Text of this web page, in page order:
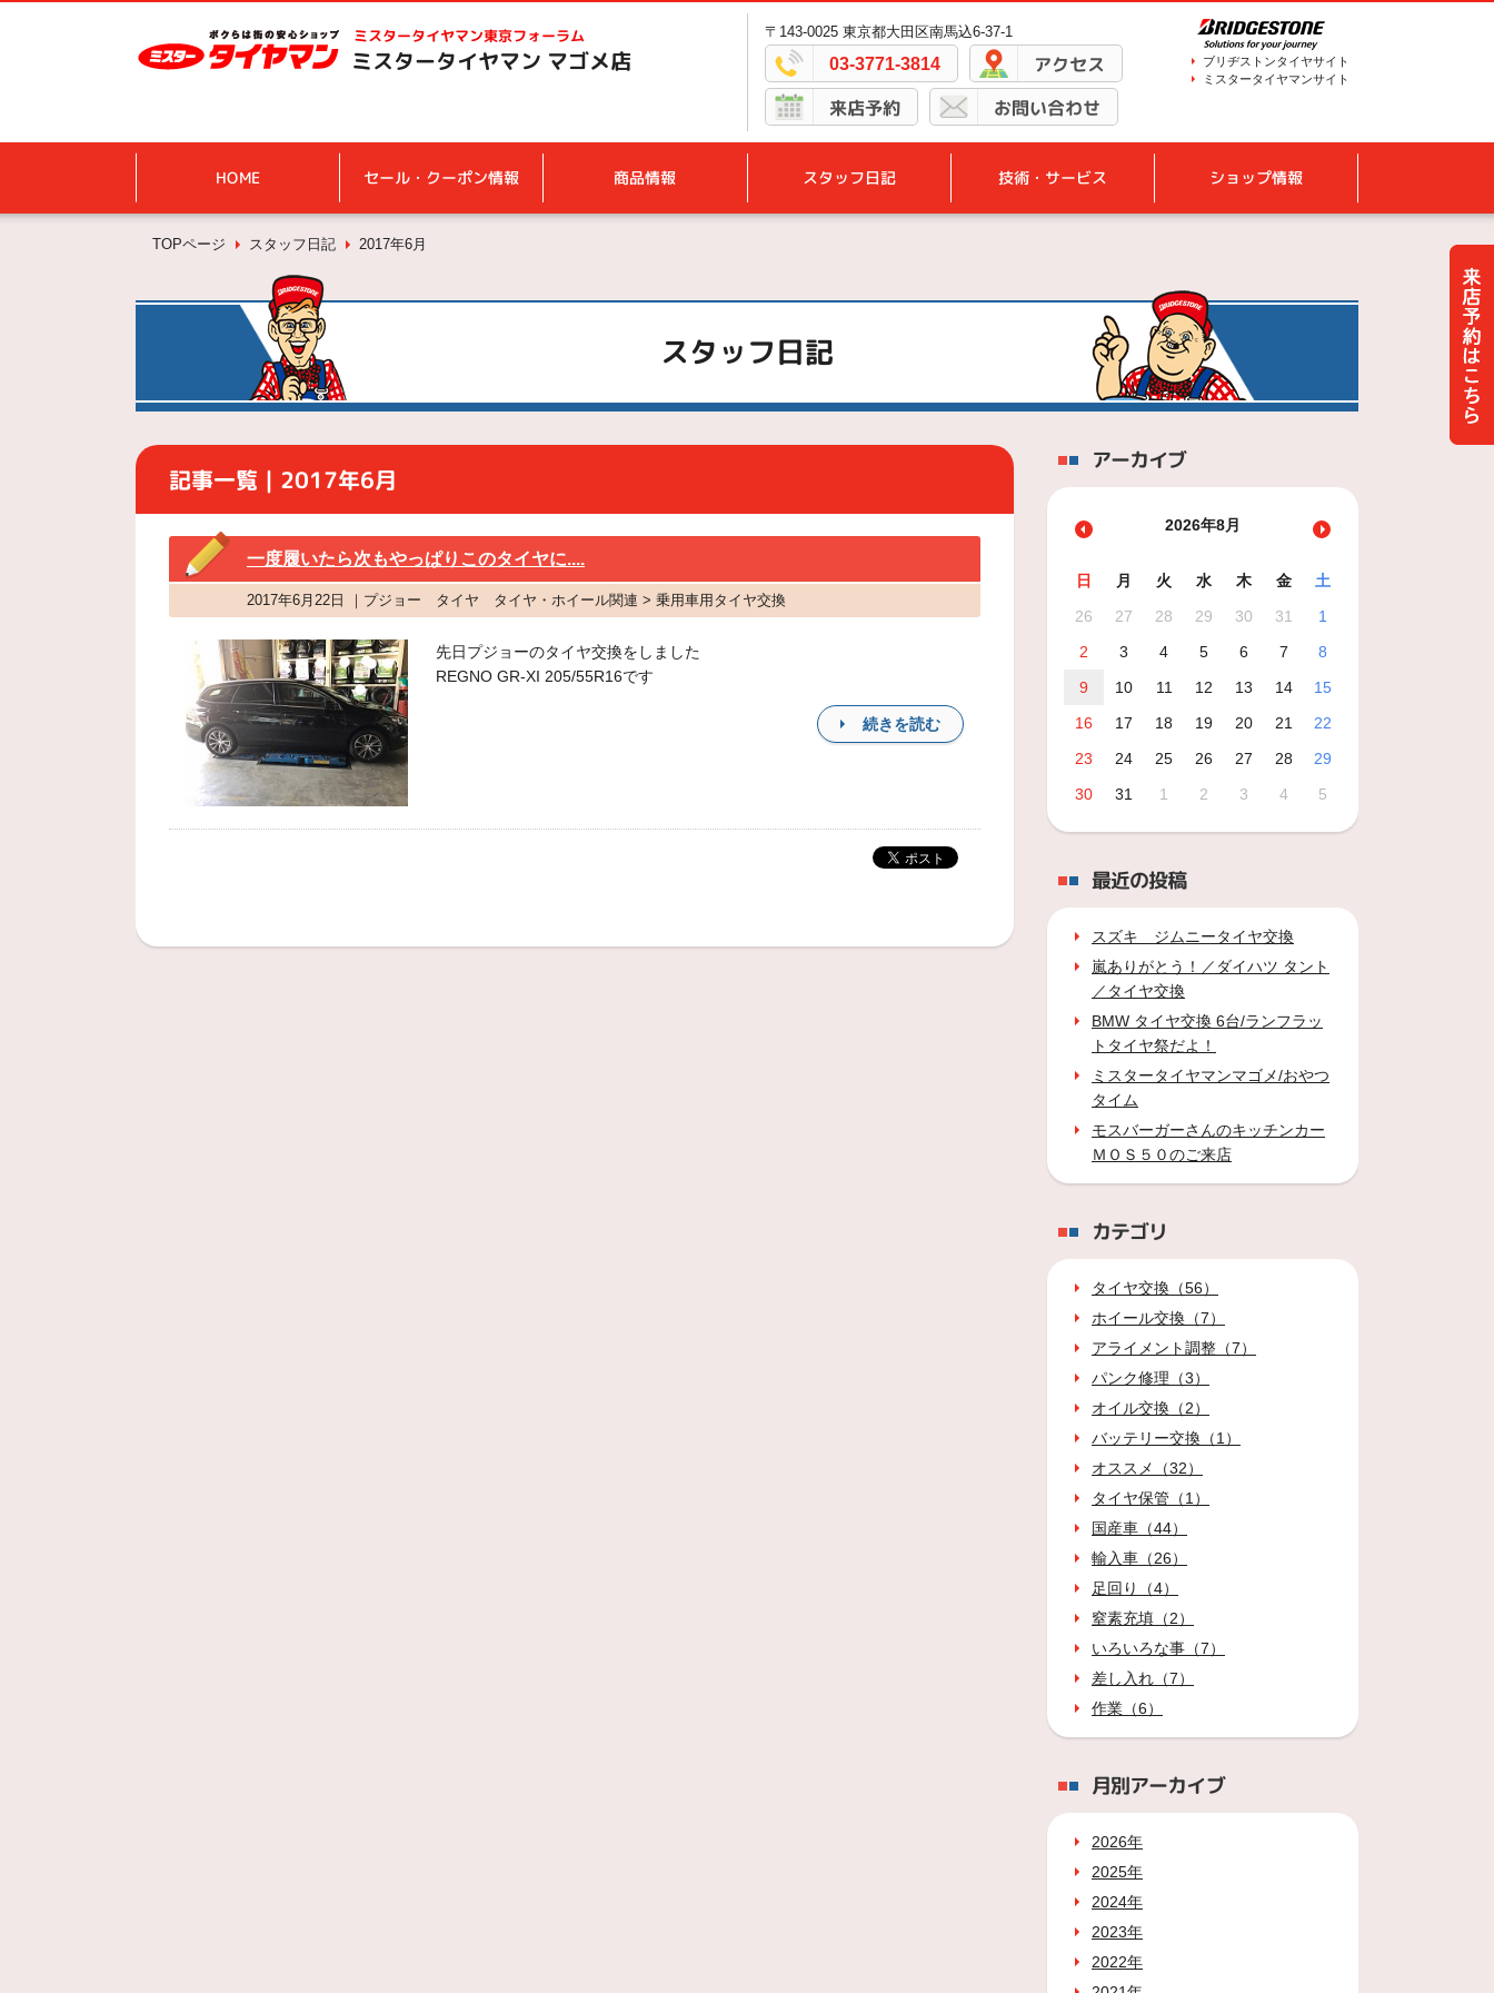
ミスタータイヤマン東京フォーラム
ミスタータイヤマン マゴメ店
〒143-0025 東京都大田区南馬込6-37-1
03-3771-3814 アクセス
来店予約 お問い合わせ
ブリヂストンタイヤサイト
ミスタータイヤマンサイト
HOME セール・クーポン情報 商品情報 スタッフ日記 技術・サービス ショップ情報
TOPページ スタッフ日記 2017年6月
スタッフ日記
記事一覧｜2017年6月
一度履いたら次もやっぱりこのタイヤに....
2017年6月22日 ｜プジョー タイヤ タイヤ・ホイール関連 > 乗用車用タイヤ交換
先日プジョーのタイヤ交換をしました
REGNO GR-XI 205/55R16です
続きを読む
アーカイブ
2026年8月
日 月 火 水 木 金
土
26
27 28 29 30 31
1
2
3 4 5 6 7
8
9
10 11 12 13 14
15
16
17 18 19 20 21
22
23
24 25 26 27 28
29
30
31 1 2 3 4 5
最近の投稿
スズキ ジムニータイヤ交換
嵐ありがとう！／ダイハツ タント
／タイヤ交換
BMW タイヤ交換 6台/ランフラッ
トタイヤ祭だよ！
ミスタータイヤマンマゴメ/おやつ
タイム
モスバーガーさんのキッチンカー
ＭＯＳ５０のご来店
カテゴリ
タイヤ交換（56）
ホイール交換（7）
アライメント調整（7）
パンク修理（3）
オイル交換（2）
バッテリー交換（1）
オススメ（32）
タイヤ保管（1）
国産車（44）
輸入車（26）
足回り（4）
窒素充填（2）
いろいろな事（7）
差し入れ（7）
作業（6）
月別アーカイブ
2026年
2025年
2024年
2023年
2022年